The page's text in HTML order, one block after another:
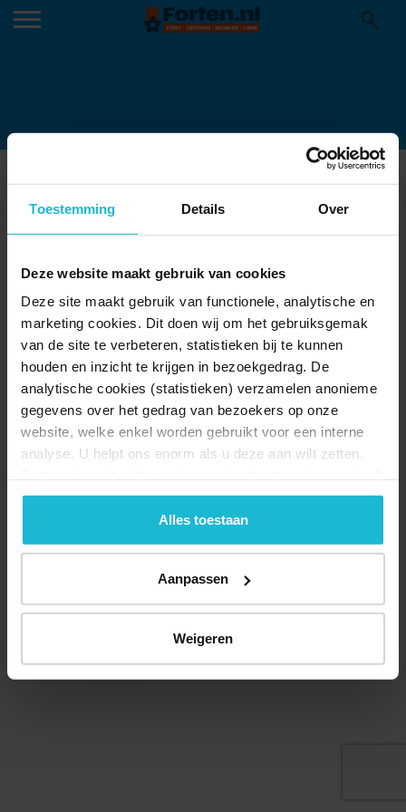
Toestemming Details Over
Deze website maakt gebruik van cookies
Deze site maakt gebruik van functionele, analytische en
marketing cookies. Dit doen wij om het gebruiksgemak
van de site te verbeteren, statistieken bij te kunnen
houden en inzicht te krijgen in bezoekgedrag. De
analytische cookies (statistieken) verzamelen anonieme
gegevens over het gedrag van bezoekers op onze
website, welke enkel worden gebruikt voor een interne
analyse. U helpt ons enorm als u deze aan wilt zetten.
geen commerciële doelstelling. U kunt deze cookies via
de knoppen accepteren, beheren of weigeren.
Alles toestaan
Aanpassen
Weigeren
LOEVESTEIN – SPRINGEN STAAND
© 2026 Stichting Forten Nederland
Doneer nu Disclaimer